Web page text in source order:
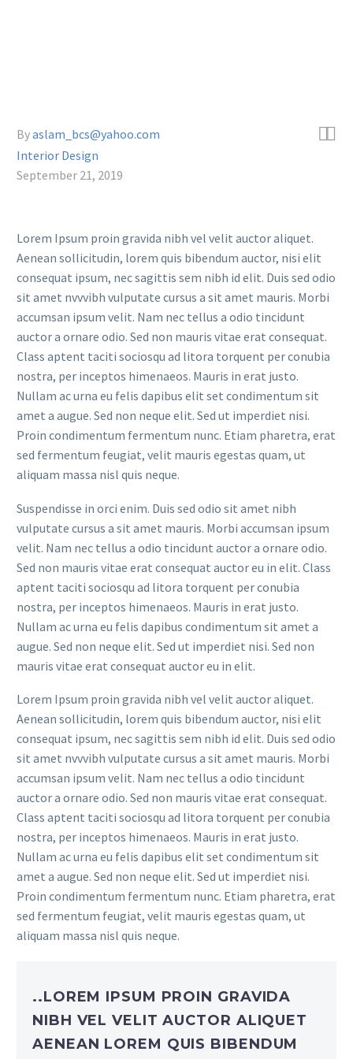

Byaslam_bcs@yahoo.com
Interior Design
September 21, 2019
Lorem Ipsum proin gravida nibh vel velit auctor aliquet.
Aenean sollicitudin, lorem quis bibendum auctor, nisi elit
consequat ipsum, nec sagittis sem nibh id elit. Duis sed odio
sit amet nvvvibh vulputate cursus a sit amet mauris. Morbi
accumsan ipsum velit. Nam nec tellus a odio tincidunt
auctor a ornare odio. Sed non mauris vitae erat consequat.
Class aptent taciti sociosqu ad litora torquent per conubia
nostra, per inceptos himenaeos. Mauris in erat justo.
Nullam ac urna eu felis dapibus elit set condimentum sit
amet a augue. Sed non neque elit. Sed ut imperdiet nisi.
Proin condimentum fermentum nunc. Etiam pharetra, erat
sed fermentum feugiat, velit mauris egestas quam, ut
aliquam massa nisl quis neque.
Suspendisse in orci enim. Duis sed odio sit amet nibh
vulputate cursus a sit amet mauris. Morbi accumsan ipsum
velit. Nam nec tellus a odio tincidunt auctor a ornare odio.
Sed non mauris vitae erat consequat auctor eu in elit. Class
aptent taciti sociosqu ad litora torquent per conubia
nostra, per inceptos himenaeos. Mauris in erat justo.
Nullam ac urna eu felis dapibus condimentum sit amet a
augue. Sed non neque elit. Sed ut imperdiet nisi. Sed non
mauris vitae erat consequat auctor eu in elit.
Lorem Ipsum proin gravida nibh vel velit auctor aliquet.
Aenean sollicitudin, lorem quis bibendum auctor, nisi elit
consequat ipsum, nec sagittis sem nibh id elit. Duis sed odio
sit amet nvvvibh vulputate cursus a sit amet mauris. Morbi
accumsan ipsum velit. Nam nec tellus a odio tincidunt
auctor a ornare odio. Sed non mauris vitae erat consequat.
Class aptent taciti sociosqu ad litora torquent per conubia
nostra, per inceptos himenaeos. Mauris in erat justo.
Nullam ac urna eu felis dapibus elit set condimentum sit
amet a augue. Sed non neque elit. Sed ut imperdiet nisi.
Proin condimentum fermentum nunc. Etiam pharetra, erat
sed fermentum feugiat, velit mauris egestas quam, ut
aliquam massa nisl quis neque.
..LOREM IPSUM PROIN GRAVIDA
NIBH VEL VELIT AUCTOR ALIQUET
AENEAN LOREM QUIS BIBENDUM